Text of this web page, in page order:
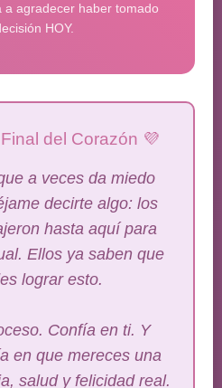
a agradecer haber tomado
HOY.
del Corazón 💜
a veces da miedo
decirte algo: los
hasta aquí para
Ellos ya saben que
lograr esto.
Confía en ti. Y
en que mereces una
salud y felicidad real.